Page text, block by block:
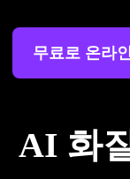
무료로 온라
AI 화